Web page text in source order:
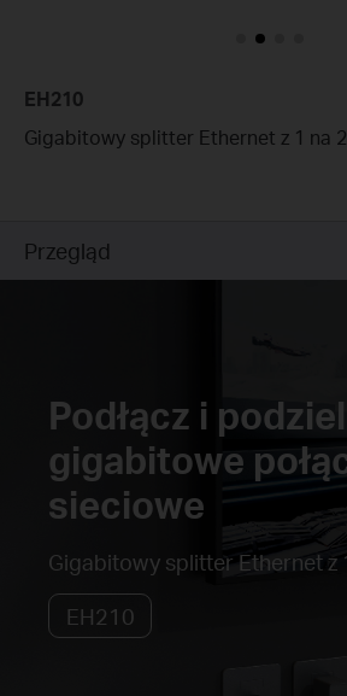
EH210
Gigabitowy splitter Ethernet z 1 na
Przegląd
Podłącz i
gigabitowe
sieciowe
Gigabitowy splitter Ethernet z
EH210